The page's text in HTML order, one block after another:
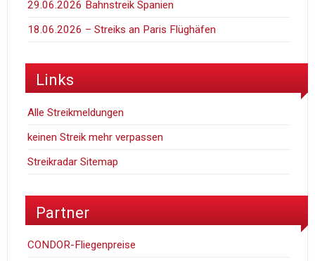
29.06.2026 Bahnstreik Spanien
18.06.2026 – Streiks an Paris Flüghäfen
Links
Alle Streikmeldungen
keinen Streik mehr verpassen
Streikradar Sitemap
Partner
CONDOR-Fliegenpreise